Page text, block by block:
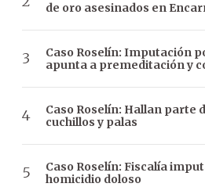
de oro asesinados en
Caso Roselín: Imputación
apunta a premeditación y
Caso Roselín: Hallan parte
cuchillos y palas
Caso Roselín: Fiscalía
homicidio doloso